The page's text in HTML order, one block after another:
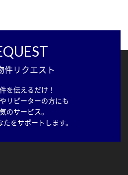
件リクエスト
を伝えるだけ！
リピーターの方にも
のサービス。
をサポートします。